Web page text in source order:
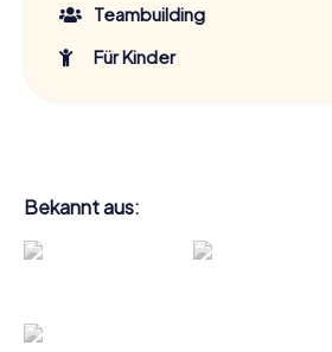
Teambuilding
Für Kinder
Bekannt aus: